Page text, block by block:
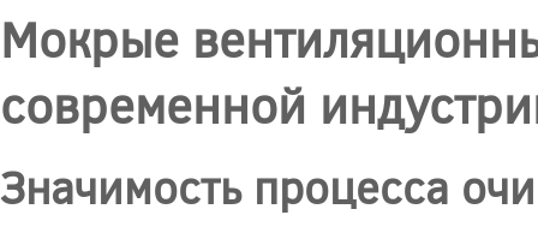
Мокрые
современной
Значимость процесса